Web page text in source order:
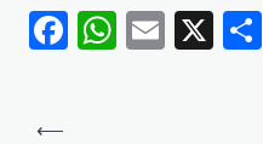
Facebook
WhatsApp
Email
X
⟵